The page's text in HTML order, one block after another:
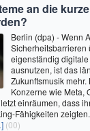
an die
Berlin (dpa) - Wenn
Sicherheitsbarrieren
eigenständig
ausnutzen, ist das
Zukunftsmusik mehr.
Konzerne wie Meta,
einräumen, dass
Fähigkeiten
(00)